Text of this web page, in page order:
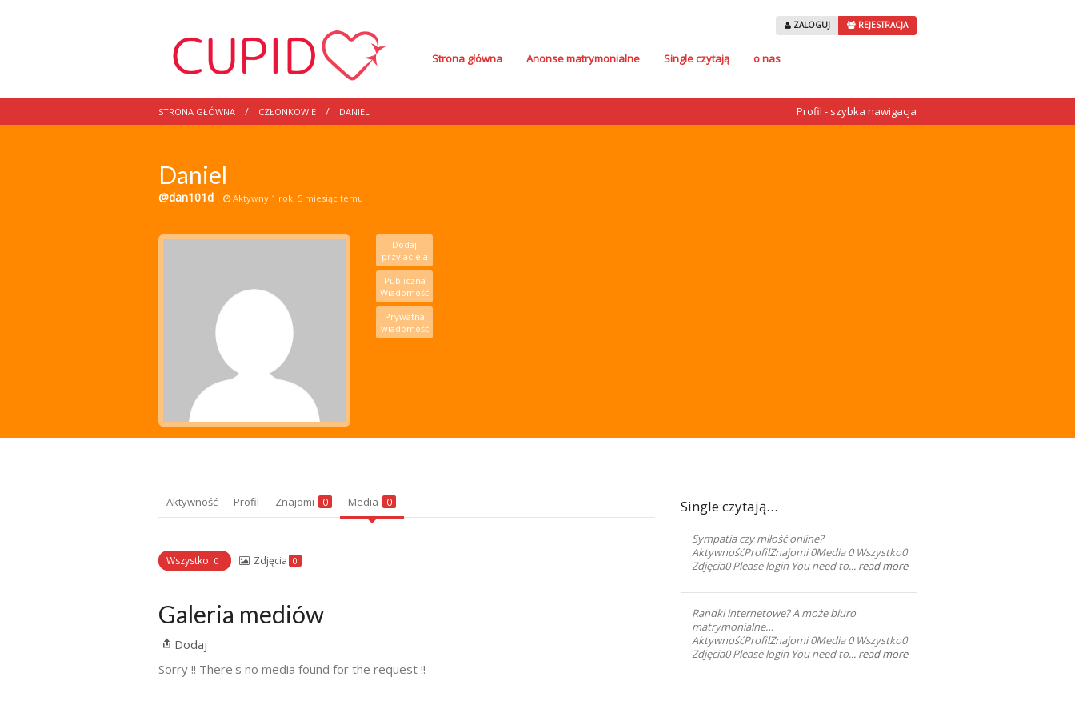
ZALOGUJ REJESTRACJA
Strona główna Anonse matrymonialne Single czytają o nas
STRONA GŁÓWNA CZŁONKOWIE DANIEL Profil - szybka nawigacja
Daniel
@dan101d Aktywny 1 rok, 5 miesiąc temu
Dodaj
przyjaciela
Publiczna
Wiadomość
Prywatna
wiadomość
Aktywność Profil Znajomi 0 Media 0
Wszystko 0 Zdjęcia 0
Galeria mediów
Dodaj
Sorry !! There's no media found for the request !!
Single czytają…
Sympatia czy miłość online?
AktywnośćProfilZnajomi 0Media 0 Wszystko0
Zdjęcia0 Please login You need to... read more
Randki internetowe? A może biuro
matrymonialne…
AktywnośćProfilZnajomi 0Media 0 Wszystko0
Zdjęcia0 Please login You need to... read more